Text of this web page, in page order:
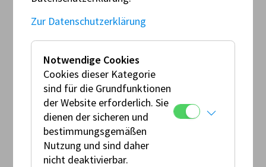
Sollten Sie weitere Fragen haben, stehen wir Ihnen
gerne zur Verfügung.
Zur Datenschutzerklärung
Notwendige Cookies
Cookies dieser Kategorie
sind für die Grundfunktionen
der Website erforderlich. Sie
dienen der sicheren und
bestimmungsgemäßen
Nutzung und sind daher
nicht deaktivierbar.